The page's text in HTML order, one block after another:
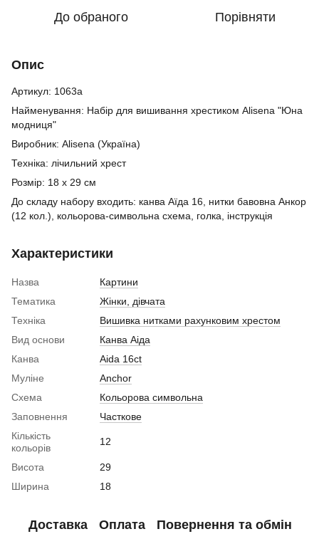
До обраного Порівняти
Опис
Артикул: 1063а
Найменування: Набір для вишивання хрестиком Alisena "Юна
модниця"
Виробник: Alisena (Україна)
Техніка: лічильний хрест
Розмір: 18 х 29 см
До складу набору входить: канва Аїда 16, нитки бавовна Анкор
(12 кол.), кольорова-символьна схема, голка, інструкція
Характеристики
Назва
Картини
Тематика
Жінки, дівчата
Техніка
Вишивка нитками рахунковим хрестом
Вид основи
Канва Аіда
Канва
Aida 16ct
Муліне
Anchor
Схема
Кольорова символьна
Заповнення
Часткове
Кількість
кольорів
12
Висота
29
Ширина
18
Доставка Оплата Повернення та обмін